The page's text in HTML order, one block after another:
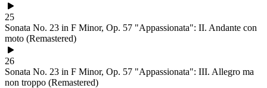
25
Sonata No. 23 in F Minor, Op. 57 "Appassionata": II. Andante con
moto (Remastered)
26
Sonata No. 23 in F Minor, Op. 57 "Appassionata": III. Allegro ma
non troppo (Remastered)